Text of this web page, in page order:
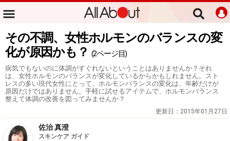
その不調、女性ホルモンのバランスの変
化が原因かも？ (2ページ目)
病気でもないのに体調がすぐれないということはありませんか？それ
は、女性ホルモンのバランスが変化しているからかもしれません。スト
レスの多い現代女性にとって、ホルモンバランスの変化は、年齢だけが
原因だけではありません。手軽に試せるアイテムで、ホルモンバランス
整えて体調の改善を図ってみませんか？
更新日： 2015年01月27日
佐治 真澄
スキンケア ガイド